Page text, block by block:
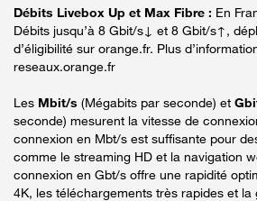
Débits Livebox Up et Max Fibre : En
Débits jusqu’à 8 Gbit/s↓ et 8 Gbit/s↑,
d’éligibilité sur orange.fr. Plus
reseaux.orange.fr
Les Mbit/s (Mégabits par seconde) et
seconde) mesurent la vitesse de
connexion en Mbt/s est suffisante pour
comme le streaming HD et la navigation
connexion en Gbt/s offre une rapidité
4K, les téléchargements très rapides et la